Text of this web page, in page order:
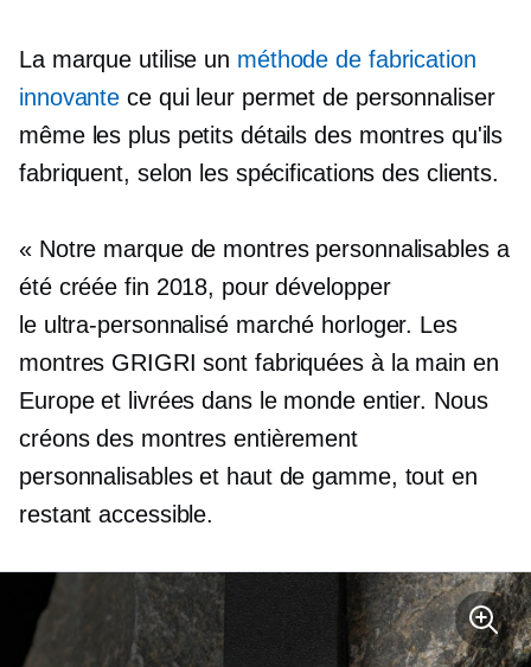
La marque utilise un méthode de fabrication
innovante ce qui leur permet de personnaliser
même les plus petits détails des montres qu'ils
fabriquent, selon les spécifications des clients.
« Notre marque de montres personnalisables a
été créée fin 2018, pour développer
le ultra-personnalisémarché horloger. Les
montres GRIGRI sont fabriquées à la main en
Europe et livrées dans le monde entier. Nous
créons des montres entièrement
personnalisables et haut de gamme, tout en
restant accessible.